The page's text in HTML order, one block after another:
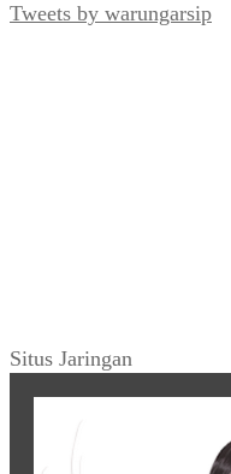
Tweets by warungarsip
Situs Jaringan